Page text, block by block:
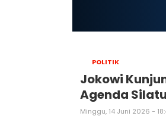
POLITIK
Jokowi
Agenda
Minggu, 14 Juni 2026 -